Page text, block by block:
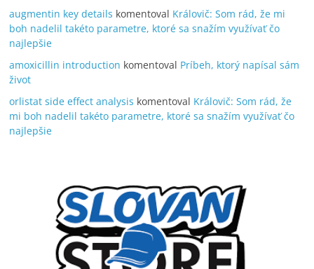
augmentin key details komentoval Královič: Som rád, že mi
boh nadelil takéto parametre, ktoré sa snažím využívať čo
najlepšie
amoxicillin introduction komentoval Príbeh, ktorý napísal sám
život
orlistat side effect analysis komentoval Královič: Som rád, že
mi boh nadelil takéto parametre, ktoré sa snažím využívať čo
najlepšie